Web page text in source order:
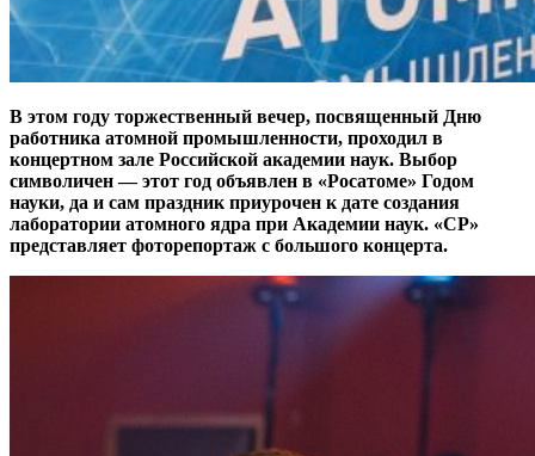
В этом году торжественный вечер, посвященный Дню
работника атомной промышленности, проходил в
концертном зале Российской академии наук. Выбор
символичен — этот год объявлен в «Росатоме» Годом
науки, да и сам праздник приурочен к дате создания
лаборатории атомного ядра при Академии наук. «СР»
представляет фоторепортаж с большого концерта.